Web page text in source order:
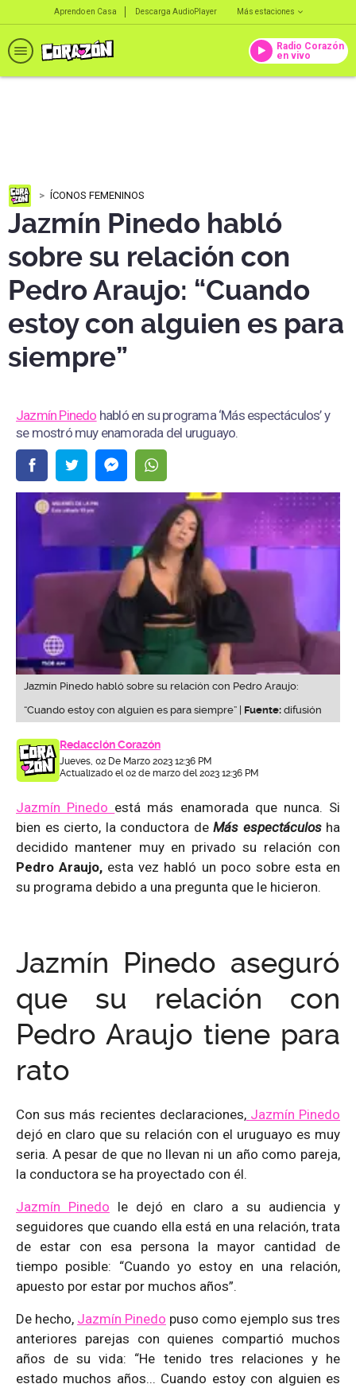
Aprendo en Casa Descarga AudioPlayer Más estaciones
Radio Corazón
en vivo
ÍCONOS FEMENINOS
Jazmín Pinedo habló
sobre su relación con
Pedro Araujo: “Cuando
estoy con alguien es para
siempre”
Jazmín Pinedo habló en su programa ‘Más espectáculos’ y
se mostró muy enamorada del uruguayo.
Jazmín Pinedo habló sobre su relación con Pedro Araujo:
“Cuando estoy con alguien es para siempre” | Fuente: difusión
Redacción Corazón
Jueves, 02 De Marzo 2023 12:36 PM
Actualizado el 02 de marzo del 2023 12:36 PM
Jazmín Pinedo está más enamorada que nunca. Si
bien es cierto, la conductora de Más espectáculosha
decidido mantener muy en privado su relación con
Pedro Araujo, esta vez habló un poco sobre esta en
su programa debido a una pregunta que le hicieron.
Jazmín Pinedo aseguró
que su relación con
Pedro Araujo tiene para
rato
Con sus más recientes declaraciones,Jazmín Pinedo
dejó en claro que su relación con el uruguayo es muy
seria. A pesar de que no llevan ni un año como pareja,
la conductora se ha proyectado con él.
Jazmín Pinedo le dejó en claro a su audiencia y
seguidores que cuando ella está en una relación, trata
de estar con esa persona la mayor cantidad de
tiempo posible: “Cuando yo estoy en una relación,
apuesto por estar por muchos años”.
De hecho, Jazmín Pinedo puso como ejemplo sus tres
anteriores parejas con quienes compartió muchos
años de su vida: “He tenido tres relaciones y he
estado muchos años... Cuando estoy con alguien es